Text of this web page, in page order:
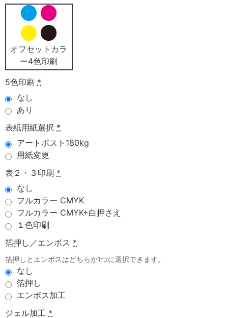
オフセットカラ
ー4色印刷
5色印刷 *
なし
あり
表紙用紙選択 *
アートポスト180kg
用紙変更
表２・３印刷 *
なし
フルカラー CMYK
フルカラー CMYK+白押さえ
１色印刷
箔押し／エンボス *
箔押しとエンボスはどちらか1つに選択できます。
なし
箔押し
エンボス加工
ジェル加工 *